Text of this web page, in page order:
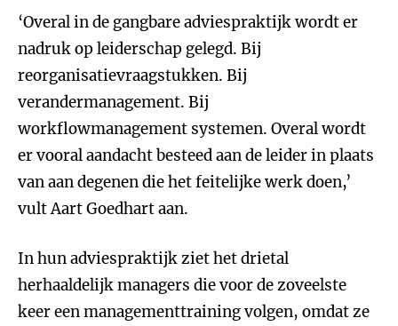
‘Overal in de gangbare adviespraktijk wordt er
nadruk op leiderschap gelegd. Bij
reorganisatievraagstukken. Bij
verandermanagement. Bij
workflowmanagement systemen. Overal wordt
er vooral aandacht besteed aan de leider in plaats
van aan degenen die het feitelijke werk doen,’
vult Aart Goedhart aan.
In hun adviespraktijk ziet het drietal
herhaaldelijk managers die voor de zoveelste
keer een managementtraining volgen, omdat ze